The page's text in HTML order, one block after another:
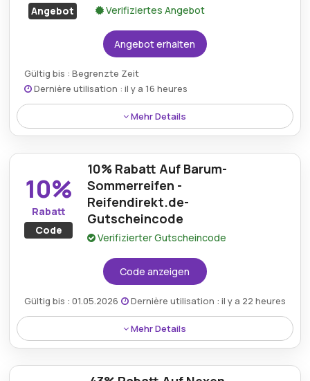
Angebot
Verifiziertes Angebot
Angebot erhalten
Gültig bis : Begrenzte Zeit
Dernière utilisation : il y a 16 heures
Mehr Details
Reifen Direkt bietet kostenlosen Versand an, sodass
Kunden ihre ausgewählten Artikel ohne zusätzliche
Lieferkosten erhalten.
10%
Rabatt
Code
10% Rabatt Auf Barum-
Sommerreifen -
Reifendirekt.de-
Gutscheincode
Verifizierter Gutscheincode
Code anzeigen
Gültig bis : 01.05.2026 Dernière utilisation : il y a 22 heures
Mehr Details